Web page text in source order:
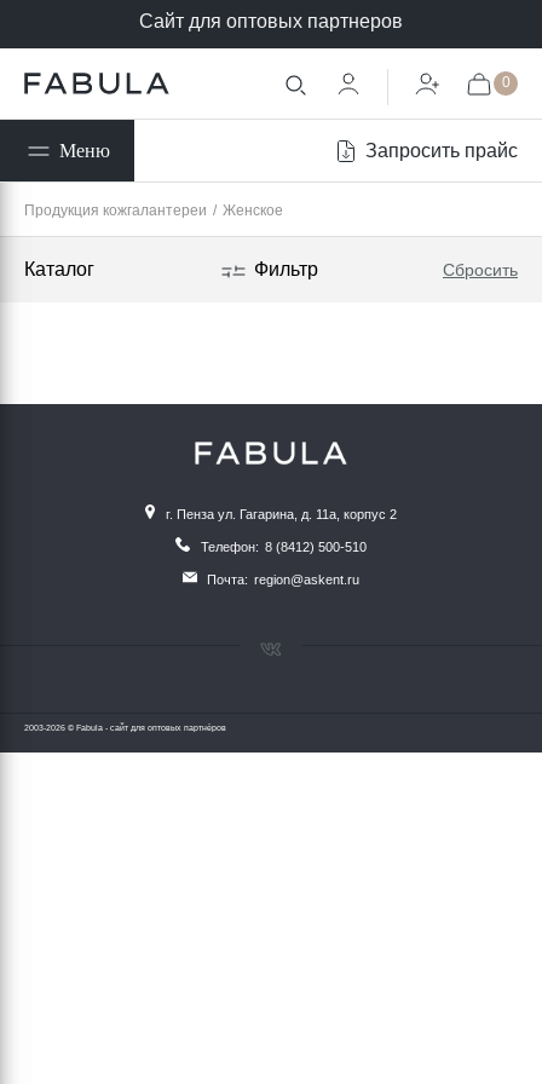
Сайт для оптовых партнеров
0
Меню Запросить прайс
Продукция кожгалантереи / Женское
Каталог Фильтр Сбросить
г. Пенза ул. Гагарина, д. 11а, корпус 2
Телефон: 8 (8412) 500-510
Почта: region@askent.ru
2003-2026 © Fabula - сайт для оптовых партнёров